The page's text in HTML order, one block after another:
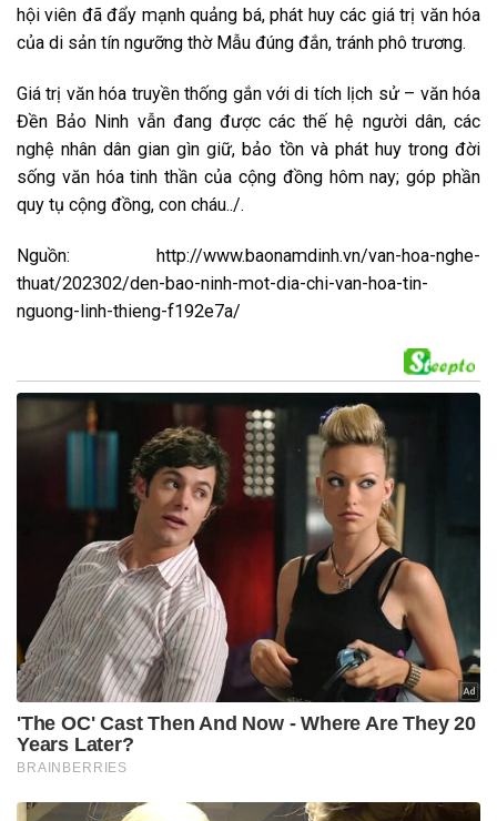
hội viên đã đẩy mạnh quảng bá, phát huy các giá trị văn hóa
của di sản tín ngưỡng thờ Mẫu đúng đắn, tránh phô trương.
Giá trị văn hóa truyền thống gắn với di tích lịch sử – văn hóa
Đền Bảo Ninh vẫn đang được các thế hệ người dân, các
nghệ nhân dân gian gìn giữ, bảo tồn và phát huy trong đời
sống văn hóa tinh thần của cộng đồng hôm nay; góp phần
quy tụ cộng đồng, con cháu../.
Nguồn: http://www.baonamdinh.vn/van-hoa-nghe-
thuat/202302/den-bao-ninh-mot-dia-chi-van-hoa-tin-
nguong-linh-thieng-f192e7a/